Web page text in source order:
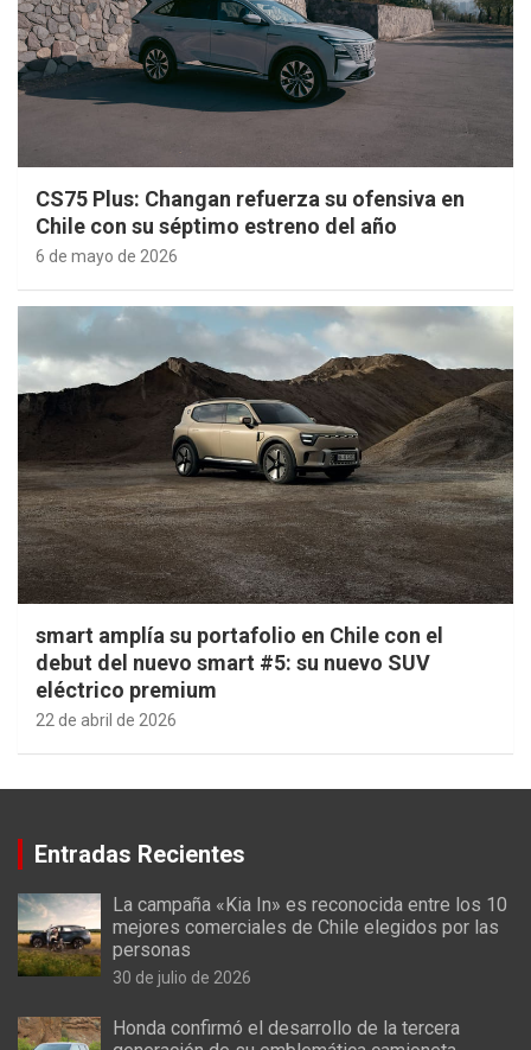
CS75 Plus: Changan refuerza su ofensiva en
Chile con su séptimo estreno del año
6 de mayo de 2026
smart amplía su portafolio en Chile con el
debut del nuevo smart #5: su nuevo SUV
eléctrico premium
22 de abril de 2026
Entradas Recientes
La campaña «Kia In» es reconocida entre los 10
mejores comerciales de Chile elegidos por las
personas
30 de julio de 2026
Honda confirmó el desarrollo de la tercera